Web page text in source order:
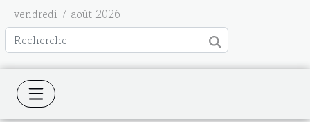
vendredi 7 août 2026